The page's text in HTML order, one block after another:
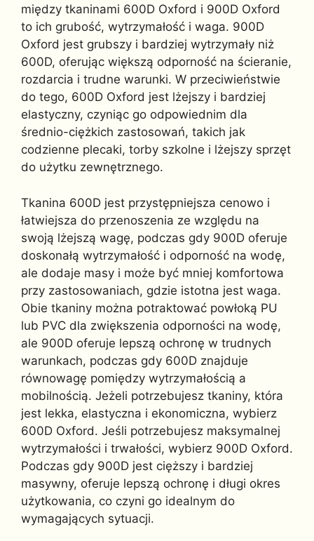
między tkaninami 600D Oxford i 900D Oxford
to ich grubość, wytrzymałość i waga. 900D
Oxford jest grubszy i bardziej wytrzymały niż
600D, oferując większą odporność na ścieranie,
rozdarcia i trudne warunki. W przeciwieństwie
do tego, 600D Oxford jest lżejszy i bardziej
elastyczny, czyniąc go odpowiednim dla
średnio-ciężkich zastosowań, takich jak
codzienne plecaki, torby szkolne i lżejszy sprzęt
do użytku zewnętrznego.
Tkanina 600D jest przystępniejsza cenowo i
łatwiejsza do przenoszenia ze względu na
swoją lżejszą wagę, podczas gdy 900D oferuje
doskonałą wytrzymałość i odporność na wodę,
ale dodaje masy i może być mniej komfortowa
przy zastosowaniach, gdzie istotna jest waga.
Obie tkaniny można potraktować powłoką PU
lub PVC dla zwiększenia odporności na wodę,
ale 900D oferuje lepszą ochronę w trudnych
warunkach, podczas gdy 600D znajduje
równowagę pomiędzy wytrzymałością a
mobilnością. Jeżeli potrzebujesz tkaniny, która
jest lekka, elastyczna i ekonomiczna, wybierz
600D Oxford. Jeśli potrzebujesz maksymalnej
wytrzymałości i trwałości, wybierz 900D Oxford.
Podczas gdy 900D jest cięższy i bardziej
masywny, oferuje lepszą ochronę i długi okres
użytkowania, co czyni go idealnym do
wymagających sytuacji.